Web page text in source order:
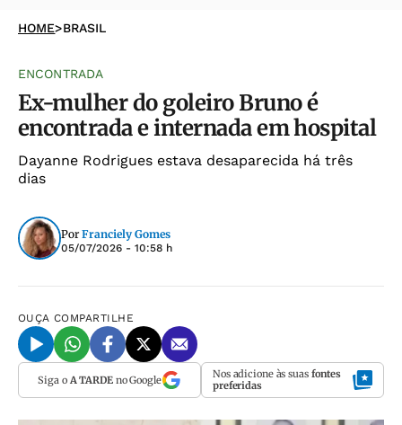
HOME>BRASIL
ENCONTRADA
Ex-mulher do goleiro Bruno é
encontrada e internada em hospital
Dayanne Rodrigues estava desaparecida há três
dias
Por Franciely Gomes
05/07/2026 - 10:58 h
OUÇA COMPARTILHE
Siga o A TARDEno Google Nos adicione às suas fontes
preferidas